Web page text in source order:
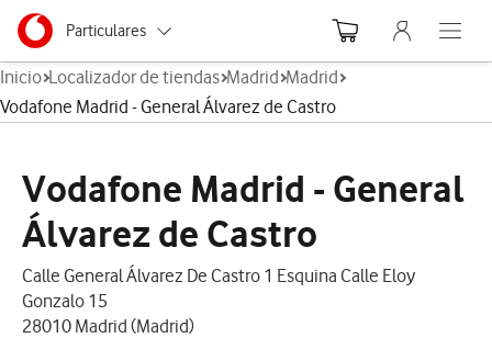
Ir a la pagina principal de vodafone.es
Menu navegación Segmento
Particulares
Autónomos
Grandes empresas
y AA.PP.
Menu
Abre el
Inicio Localizador de tiendas Madrid Madrid
Vodafone Madrid - General Álvarez de Castro
Vodafone Madrid - General
Álvarez de Castro
Calle General Álvarez De Castro 1 Esquina Calle Eloy
Gonzalo 15
28010 Madrid (Madrid)